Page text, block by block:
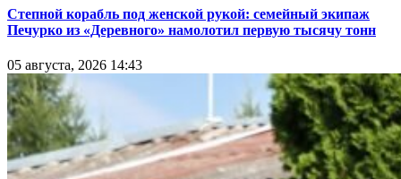
Степной корабль под женской рукой: семейный экипаж
Печурко из «Деревного» намолотил первую тысячу тонн
05 августа, 2026 14:43